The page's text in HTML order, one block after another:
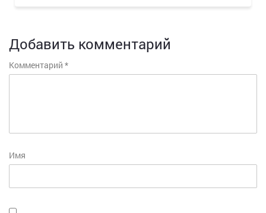
Добавить комментарий
Комментарий *
Имя